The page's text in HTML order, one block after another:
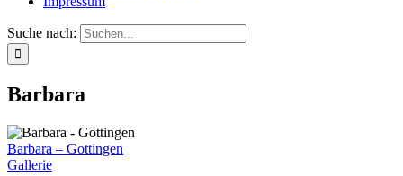
Suche nach:
Barbara
Barbara – Gottingen
Gallerie